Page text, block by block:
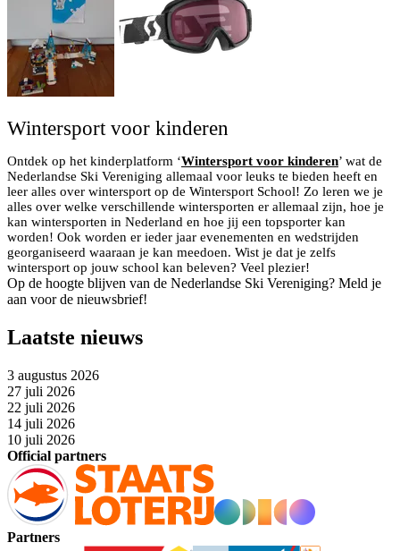
Wintersport voor kinderen
Ontdek op het kinderplatform ‘Wintersport voor kinderen’ wat de
Nederlandse Ski Vereniging allemaal voor leuks te bieden heeft en
leer alles over wintersport op de Wintersport School! Zo leren we je
alles over welke verschillende wintersporten er allemaal zijn, hoe je
kan wintersporten in Nederland en hoe jij een topsporter kan
worden! Ook worden er ieder jaar evenementen en wedstrijden
georganiseerd waaraan je kan meedoen. Wist je dat je zelfs
wintersport op jouw school kan beleven? Veel plezier!
Op de hoogte blijven van de Nederlandse Ski Vereniging? Meld je
aan voor de nieuwsbrief!
Laatste nieuws
3 augustus 2026
27 juli 2026
22 juli 2026
14 juli 2026
10 juli 2026
Official partners
Partners